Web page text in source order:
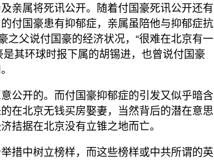
亲属将死讯公开。随着付国豪死讯公开还有
付国豪患有抑郁症，亲属虽陪他与抑郁症抗
之父说付国豪的经济状况，“很难在北京有一
其环球时报下属的胡锡进，也曾说付国豪
公开的。而付国豪抑郁症的引发又似乎暗含
在北京无钱买房娶妻，当然背后的潜在意思
拮据在北京没有立锥之地而亡。
措中树立榜样，而这些榜样或中共所谓的英